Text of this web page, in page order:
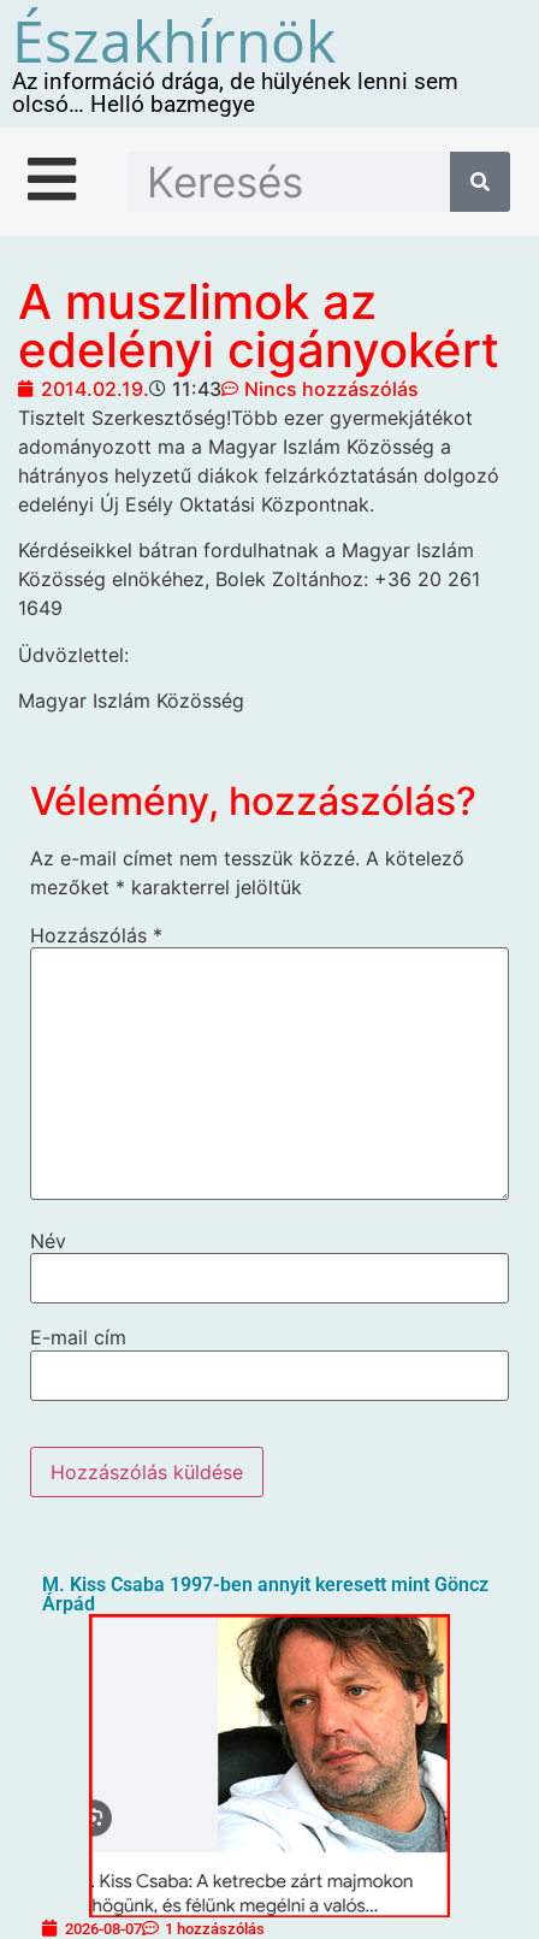
Északhírnök
Az információ drága, de hülyének lenni sem
olcsó… Helló bazmegye
A muszlimok az
edelényi cigányokért
2014.02.19. 11:43
Nincs hozzászólás
Tisztelt Szerkesztőség!Több ezer gyermekjátékot
adományozott ma a Magyar Iszlám Közösség a
hátrányos helyzetű diákok felzárkóztatásán dolgozó
edelényi Új Esély Oktatási Központnak.
Kérdéseikkel bátran fordulhatnak a Magyar Iszlám
Közösség elnökéhez, Bolek Zoltánhoz: +36 20 261
1649
Üdvözlettel:
Magyar Iszlám Közösség
Vélemény, hozzászólás?
Az e-mail címet nem tesszük közzé. A kötelező
mezőket * karakterrel jelöltük
Hozzászólás *
Név
E-mail cím
M. Kiss Csaba 1997-ben annyit keresett mint Göncz
Árpád
2026-08-07 1 hozzászólás